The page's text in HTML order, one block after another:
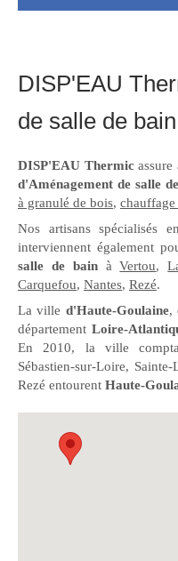
DISP'EAU
de salle de
DISP'EAU Thermic assure
d'Aménagement de salle
à granulé de bois, chauffage
Nos artisans spécialisés
interviennent également
salle de bainàVertou,
Carquefou, Nantes, Rezé.
La ville d'Haute-Goulaine,
départementLoire-
En 2010, la ville
Sébastien-sur-Loire,
Rezé entourent Haute-